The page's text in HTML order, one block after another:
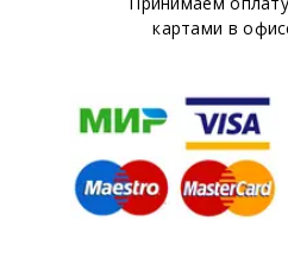
картами в